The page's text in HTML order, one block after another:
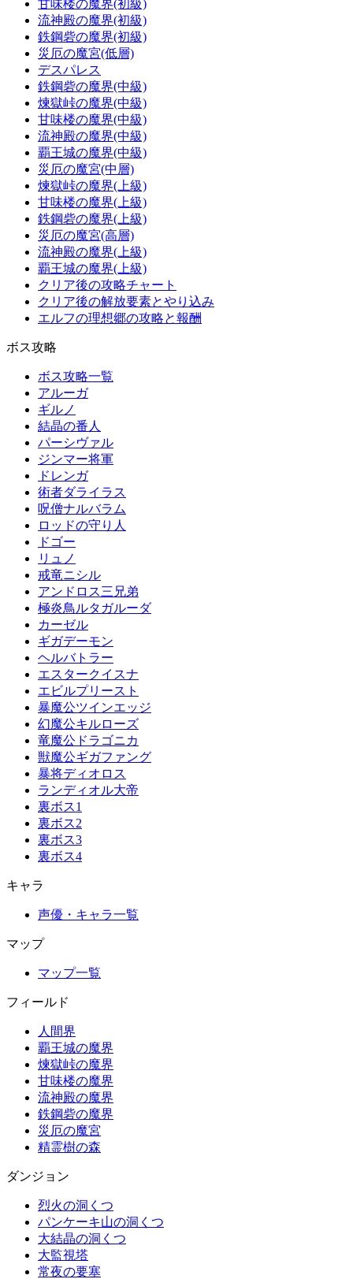
甘味楼の魔界(初級)
流神殿の魔界(初級)
鉄鋼砦の魔界(初級)
災厄の魔宮(低層)
デスパレス
鉄鋼砦の魔界(中級)
煉獄峠の魔界(中級)
甘味楼の魔界(中級)
流神殿の魔界(中級)
覇王城の魔界(中級)
災厄の魔宮(中層)
煉獄峠の魔界(上級)
甘味楼の魔界(上級)
鉄鋼砦の魔界(上級)
災厄の魔宮(高層)
流神殿の魔界(上級)
覇王城の魔界(上級)
クリア後の攻略チャート
クリア後の解放要素とやり込み
エルフの理想郷の攻略と報酬
ボス攻略
ボス攻略一覧
アルーガ
ギルノ
結晶の番人
パーシヴァル
ジンマー将軍
ドレンガ
術者ダライラス
呪僧ナルバラム
ロッドの守り人
ドゴー
リュノ
戒竜ニシル
アンドロス三兄弟
極炎鳥ルタガルーダ
カーゼル
ギガデーモン
ヘルバトラー
エスタークイスナ
エビルプリースト
暴魔公ツインエッジ
幻魔公キルローズ
竜魔公ドラゴニカ
獣魔公ギガファング
暴将ディオロス
ランディオル大帝
裏ボス1
裏ボス2
裏ボス3
裏ボス4
キャラ
声優・キャラ一覧
マップ
マップ一覧
フィールド
人間界
覇王城の魔界
煉獄峠の魔界
甘味楼の魔界
流神殿の魔界
鉄鋼砦の魔界
災厄の魔宮
精霊樹の森
ダンジョン
烈火の洞くつ
パンケーキ山の洞くつ
大結晶の洞くつ
大監視塔
常夜の要塞